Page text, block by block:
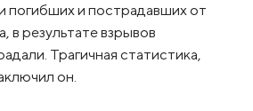
погибших и пострадавших от
результате взрывов
Трагичная статистика,
он.